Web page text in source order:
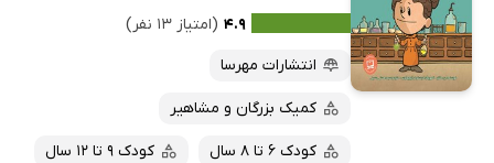
۴.۹ (امتیاز ۱۳ نفر)
انتشارات مهرسا
کمیک بزرگان و مشاهیر
کودک 6 تا 8 سال کودک 9 تا 12 سال